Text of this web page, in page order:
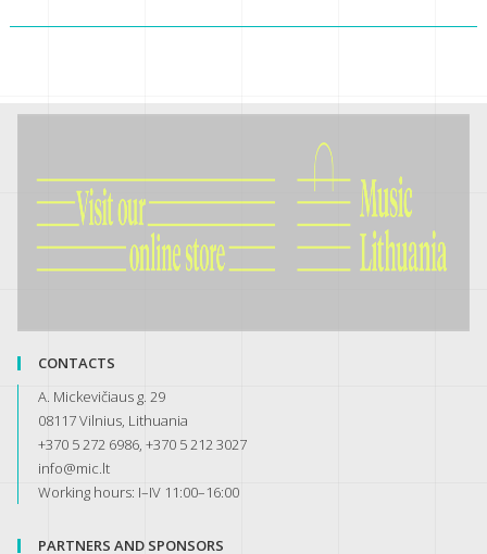
CONTACTS
A. Mickevičiaus g. 29
08117 Vilnius, Lithuania
+370 5 272 6986, +370 5 212 3027
info@mic.lt
Working hours: I–IV 11:00–16:00
PARTNERS AND SPONSORS